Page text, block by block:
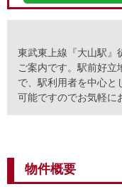
東武東上線『大山駅』
ご案内です。駅前好立
で、駅利用者を中心と
可能ですのでお気軽に
物件概要